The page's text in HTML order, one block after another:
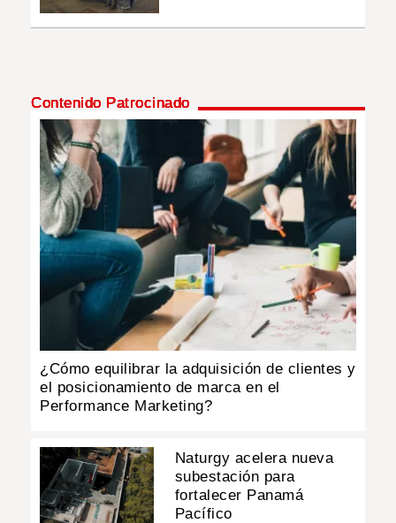
Contenido Patrocinado
¿Cómo equilibrar la adquisición de clientes y
el posicionamiento de marca en el
Performance Marketing?
Naturgy acelera nueva
subestación para
fortalecer Panamá
Pacífico